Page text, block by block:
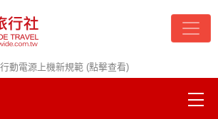
動電源上機新規範 (點擊查看)